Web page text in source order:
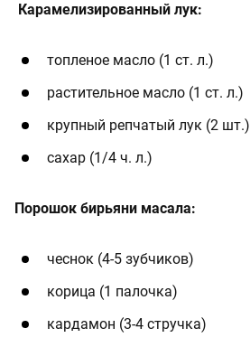
Карамелизированный лук:
топленое масло (1 ст. л.)
растительное масло (1 ст. л.)
крупный репчатый лук (2 шт.)
сахар (1/4 ч. л.)
Порошок бирьяни масала:
чеснок (4-5 зубчиков)
корица (1 палочка)
кардамон (3-4 стручка)